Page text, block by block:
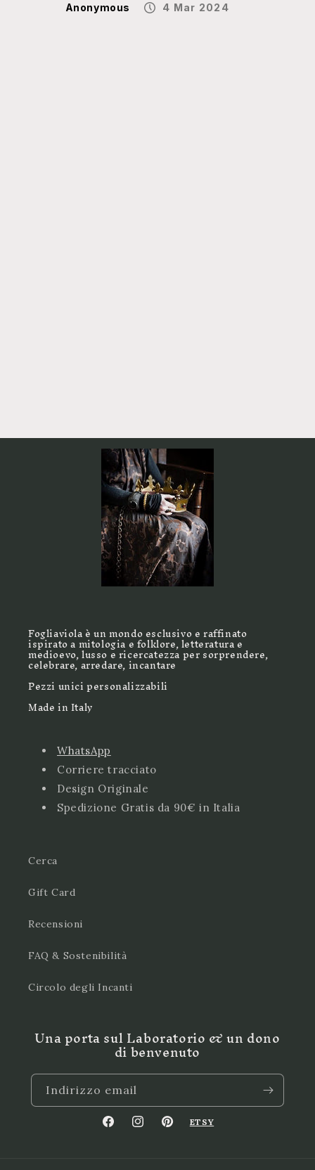
Anonymous 4 Mar 2024
Fogliaviola è un mondo esclusivo e raffinato
ispirato a mitologia e folklore, letteratura e
medioevo, lusso e ricercatezza per sorprendere,
celebrare, arredare, incantare
Pezzi unici personalizzabili
Made in Italy
WhatsApp
Corriere tracciato
Design Originale
Spedizione Gratis da 90€ in Italia
Cerca
Gift Card
Recensioni
FAQ & Sostenibilità
Circolo degli Incanti
Una porta sul Laboratorio & un dono
di benvenuto
Indirizzo email
FacebookInstagramPinterest
ETSY